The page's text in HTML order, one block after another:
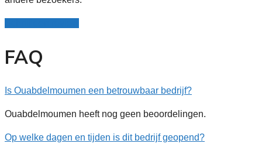
FAQ
Is Ouabdelmoumen een betrouwbaar bedrijf?
Ouabdelmoumen heeft nog geen beoordelingen.
Op welke dagen en tijden is dit bedrijf geopend?